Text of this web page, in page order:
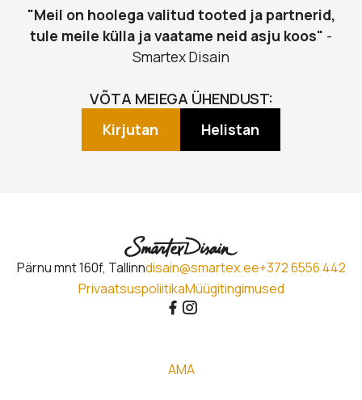
"Meil on hoolega valitud tooted ja partnerid,
tule meile külla ja vaatame neid asju koos" -
Smartex Disain
VÕTA MEIEGA ÜHENDUST:
Kirjutan Helistan
Pärnu mnt 160f, Tallinndisain@smartex.ee+372 6556 442
PrivaatsuspoliitikaMüügitingimused
AMA